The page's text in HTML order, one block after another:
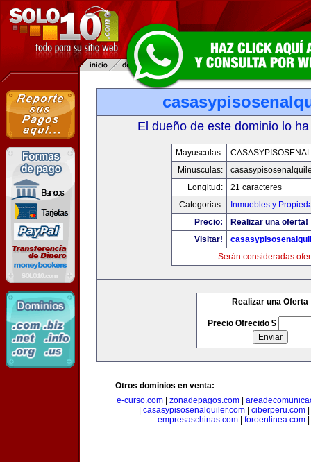
El dueño de este dominio lo
Mayusculas:
Minusculas:
Longitud:
21 caracteres
Categorias:
Inmuebles y
Precio:
Realizar una oferta!
Visitar!
Serán consideradas
Realizar una Oferta
Precio Ofrecido $
Otros dominios en venta:
e-curso.com| zonadepagos.com|
casasypisosenalquiler.com ciberperu.com
empresaschinas.com| foroenlinea.com|